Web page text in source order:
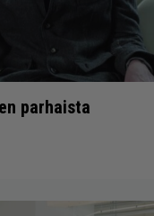
parhaista